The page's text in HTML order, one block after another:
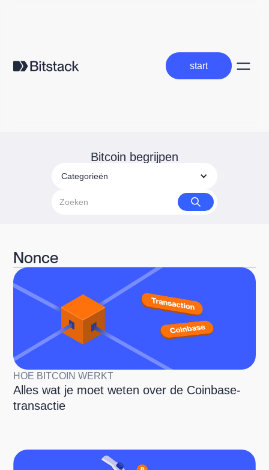
start
start
Bitcoin begrijpen
Categorieën
Nonce
HOE BITCOIN WERKT
Alles wat je moet weten over de Coinbase-
transactie